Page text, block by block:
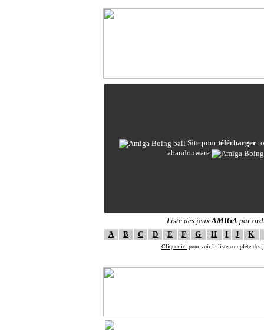
Site pourtélécharger
abandonware
Liste des jeuxAMIGA par
A
B C D E F G H I J K
Cliquer ici pour voir la liste compléte des